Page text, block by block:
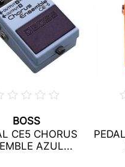
BOSS
CE5 CHORUS
AZUL...